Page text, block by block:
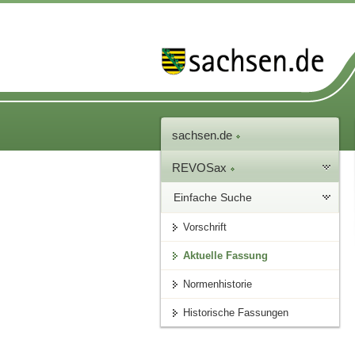
sachsen.de
REVOSax
Einfache Suche
Vorschrift
Aktuelle Fassung
Normenhistorie
Historische Fassungen